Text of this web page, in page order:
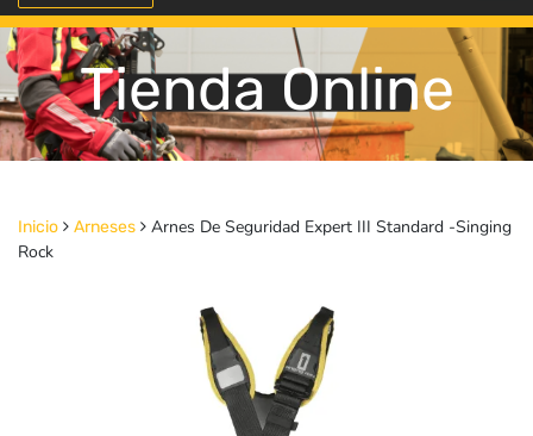
Tienda Online
Inicio Arneses
Arnes De Seguridad Expert III Standard -Singing
Rock